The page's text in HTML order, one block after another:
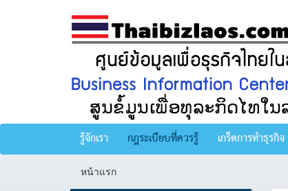
รู้จักเรา กฎระเบียบที่ควรรู้ เกร็ดการทำธุรกิจ
หน้าแรก